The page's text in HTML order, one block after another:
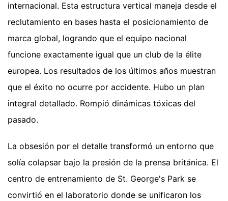
internacional. Esta estructura vertical maneja desde el
reclutamiento en bases hasta el posicionamiento de
marca global, logrando que el equipo nacional
funcione exactamente igual que un club de la élite
europea. Los resultados de los últimos años muestran
que el éxito no ocurre por accidente. Hubo un plan
integral detallado. Rompió dinámicas tóxicas del
pasado.
La obsesión por el detalle transformó un entorno que
solía colapsar bajo la presión de la prensa británica. El
centro de entrenamiento de St. George's Park se
convirtió en el laboratorio donde se unificaron los